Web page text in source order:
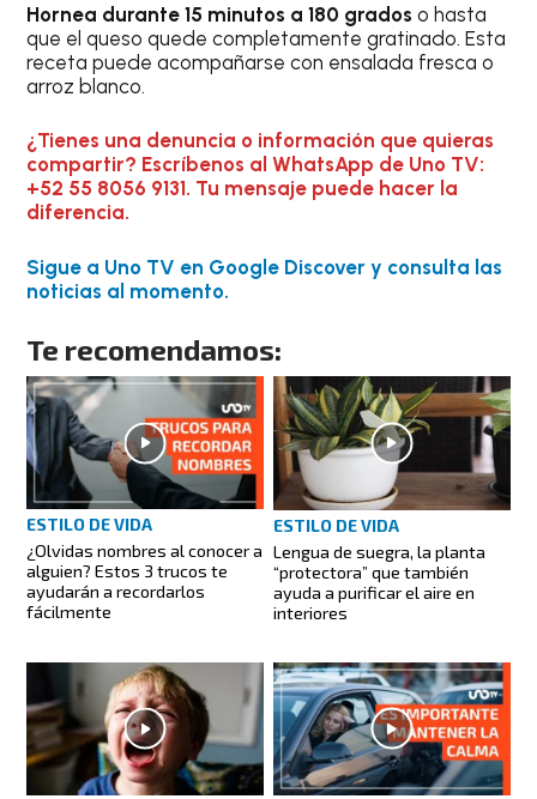
Hornea durante 15 minutos a 180 grados o hasta
que el queso quede completamente gratinado. Esta
receta puede acompañarse con ensalada fresca o
arroz blanco.
¿Tienes una denuncia o información que quieras
compartir? Escríbenos al WhatsApp de Uno TV:
+52 55 8056 9131. Tu mensaje puede hacer la
diferencia.
Sigue a Uno TV en Google Discover y consulta las
noticias al momento.
Te recomendamos:
ESTILO DE VIDA
¿Olvidas nombres al conocer a
alguien? Estos 3 trucos te
ayudarán a recordarlos
fácilmente
ESTILO DE VIDA
Lengua de suegra, la planta
“protectora” que también
ayuda a purificar el aire en
interiores